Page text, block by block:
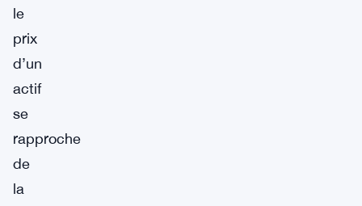
le
prix
d’un
actif
se
rapproche
de
la